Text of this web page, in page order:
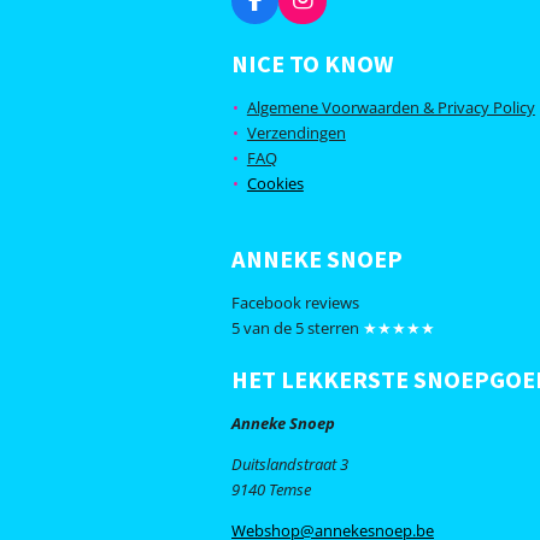
F
a
c
e
b
o
o
k
I
n
s
t
g
r
m
NICE TO KNOW
Algemene Voorwaarden & Privacy Policy
Verzendingen
FAQ
Cookies
ANNEKE SNOEP
Facebook reviews
5 van de 5 sterren ★★★★★
HET LEKKERSTE
Anneke Snoep
Duitslandstraat 3
9140 Temse
Webshop@annekesnoep.be